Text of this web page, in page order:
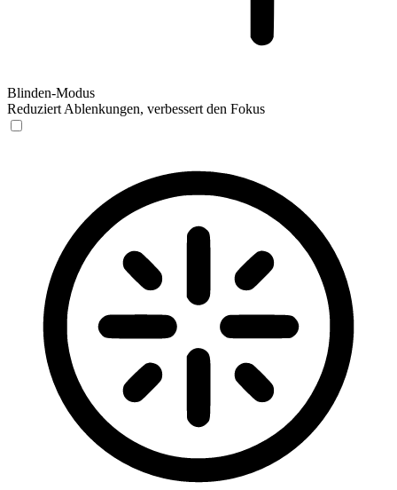
Blinden-Modus
Reduziert Ablenkungen, verbessert den Fokus